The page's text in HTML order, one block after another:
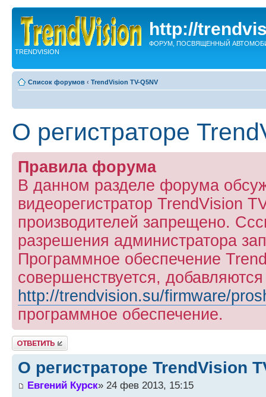
http://
ФОРУМ, ПОСВЯЩЕННЫЙ
TRENDVISION
Список форумов ‹ TrendVision TV-Q5NV
О регистраторе
Правила форума
В данном разделе форума
видеорегистратор TrendVision
производителей запрещено.
разрешения администратора
Программное обеспечение
совершенствуется,
http://trendvision.su/firmware/
программное обеспечение.
Ответить
О регистраторе TrendVision
Евгений Курск» 24 фев 2013, 15:15